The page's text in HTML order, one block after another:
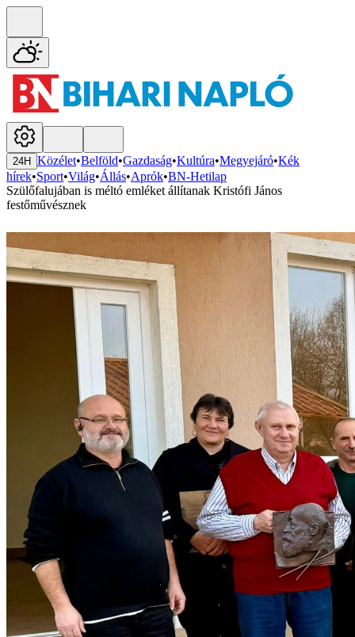
24H Közélet•Belföld•Gazdaság•Kultúra•Megyejáró•Kék
hírek•Sport•Világ•Állás•Aprók•BN-Hetilap
Szülőfalujában is méltó emléket állítanak Kristófi János
festőművésznek